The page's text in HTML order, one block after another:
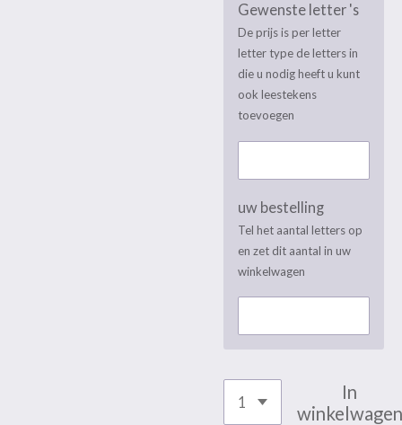
Gewenste letter 's
De prijs is per letter
letter type de letters in
die u nodig heeft u kunt
ook leestekens
toevoegen
uw bestelling
Tel het aantal letters op
en zet dit aantal in uw
winkelwagen
In
winkelwagen